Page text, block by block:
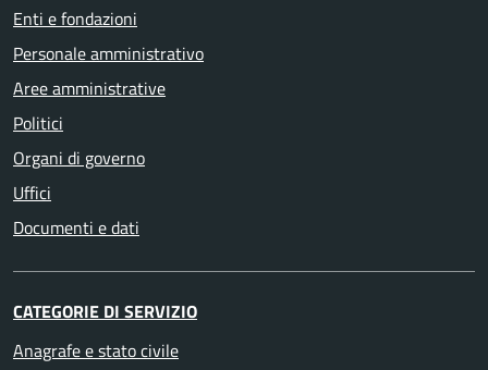
Enti e fondazioni
Personale amministrativo
Aree amministrative
Politici
Organi di governo
Uffici
Documenti e dati
CATEGORIE DI SERVIZIO
Anagrafe e stato civile